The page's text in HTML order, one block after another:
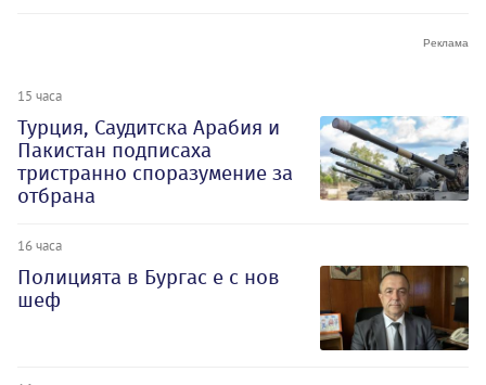
15 часа
Турция, Саудитска Арабия и
Пакистан подписаха
тристранно споразумение за
отбрана
16 часа
Полицията в Бургас е с нов
шеф